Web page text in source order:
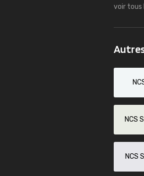
voir tous
Autres
NCS
NCS